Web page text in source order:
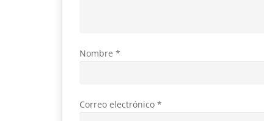
Nombre *
Correo electrónico *